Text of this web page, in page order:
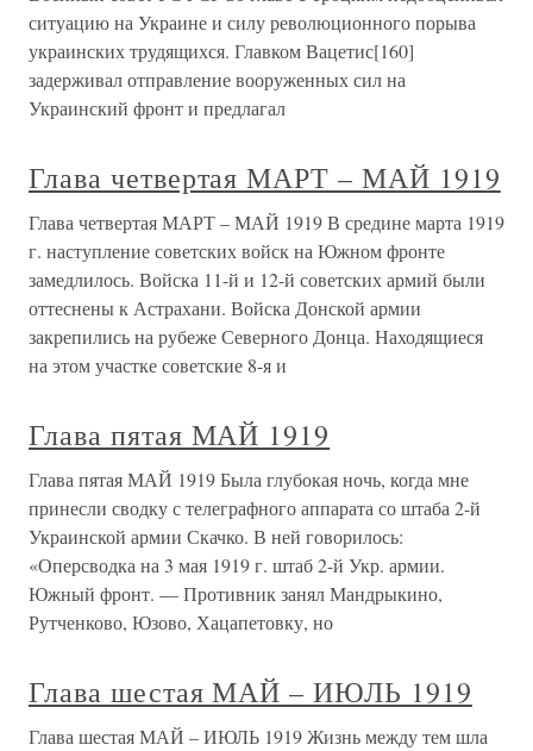
ситуацию на Украине и силу революционного порыва
украинских трудящихся. Главком Вацетис[160]
задерживал отправление вооруженных сил на
Украинский фронт и предлагал
Глава четвертая МАРТ – МАЙ 1919
Глава четвертая МАРТ – МАЙ 1919 В средине марта 1919
г. наступление советских войск на Южном фронте
замедлилось. Войска 11-й и 12-й советских армий были
оттеснены к Астрахани. Войска Донской армии
закрепились на рубеже Северного Донца. Находящиеся
на этом участке советские 8-я и
Глава пятая МАЙ 1919
Глава пятая МАЙ 1919 Была глубокая ночь, когда мне
принесли сводку с телеграфного аппарата со штаба 2-й
Украинской армии Скачко. В ней говорилось:
«Оперсводка на 3 мая 1919 г. штаб 2-й Укр. армии.
Южный фронт. — Противник занял Мандрыкино,
Рутченково, Юзово, Хацапетовку, но
Глава шестая МАЙ – ИЮЛЬ 1919
Глава шестая МАЙ – ИЮЛЬ 1919 Жизнь между тем шла